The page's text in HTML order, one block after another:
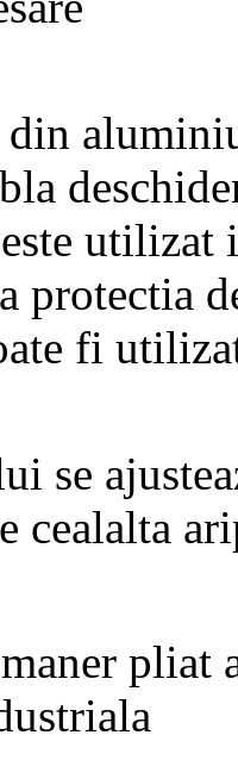
din
utilizat
protectia
fi
se
cealalta
pliat